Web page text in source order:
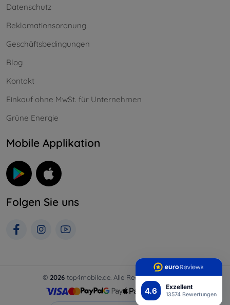
4.6 Exzellent
13574 Bewertungen
Datenschutz
Reklamationsordnung
Geschäftsbedingungen
Blog
Kontakt
Einkauf ohne MwSt. für Unternehmen
Grüne Energie
Mobile Applikation
Folgen Sie uns
© 2026 top4mobile.de. Alle Rechte vorbehalten.